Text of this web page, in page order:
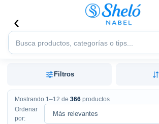
Buscar
productos
Filtros
Mostrando 1–12 de 366 productos
Ordenar
por: